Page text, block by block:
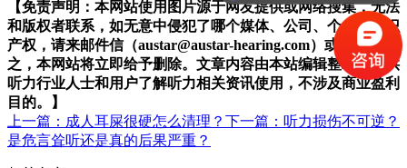
【免责声明：本网站使用图片源于网友提供或网络搜集，无法
和版权者联系，如无意中侵犯了哪个媒体、公司、个人的知识
产权，请来邮件信（austar@austar-hearing.com）或来电告
之，本网站将立即给予删除。文章内容由本站编辑整理，仅供
听力行业人士和用户了解听力相关资讯使用，不涉及商业盈利
目的。】
上一篇：成人耳屎很硬怎么清理？ 下一篇：听力损伤不可逆？
是危言耸听还是真的后果严重？